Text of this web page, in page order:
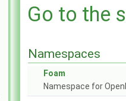
Go to the
Namespaces
Foam
Namespace for